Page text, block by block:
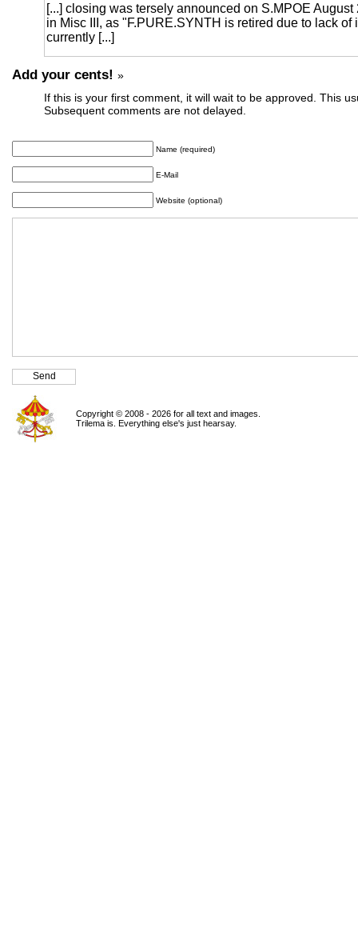
[...] closing was tersely announced on S.MPOE
in Misc III, as "F.PURE.SYNTH is retired due to lack of
currently [...]
Add your cents! »
If this is your first comment, it will wait to be approved. This
Subsequent comments are not delayed.
Name (required)
E-Mail
Website (optional)
Copyright © 2008 - 2026 for all text and images.
Trilema is. Everything else's just hearsay.